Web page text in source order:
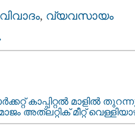
വിവാദം, വ്യവസായം
കാപ്പിറ്റല്‍ മാളില്‍
അത്ലറ്റിക് മീറ്റ്